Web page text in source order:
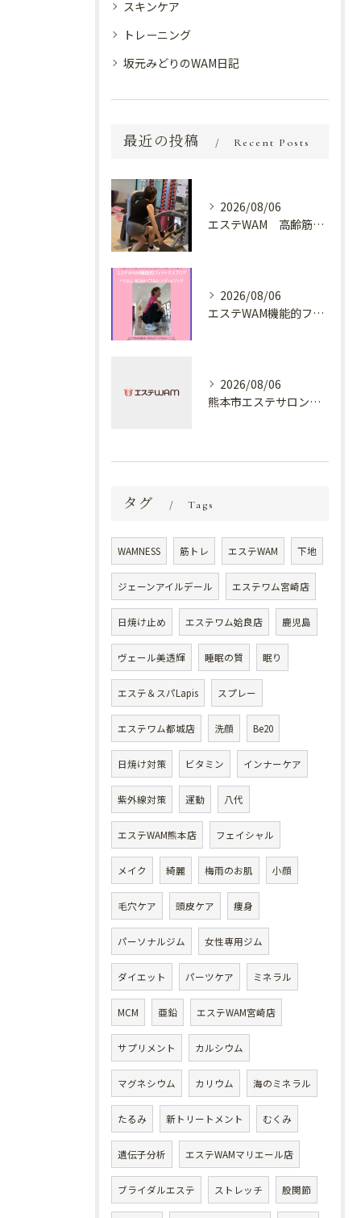
スキンケア
トレーニング
坂元みどりのWAM日記
最近の投稿 Recent Posts
2026/08/06
エステWAM 高齢筋トレ
2026/08/06
エステWAM機能的フィットネスブログ ^FULL ROM^フルレンジ・メソッド
2026/08/06
熊本市エステサロン プラスでケア✨
タグ Tags
WAMNESS 筋トレ エステWAM 下地
ジェーンアイルデール エステワム宮崎店
日焼け止め エステワム姶良店 鹿児島
ヴェール美透輝 睡眠の質 眠り
エステ＆スパLapis スプレー
エステワム都城店 洗顔 Be20
日焼け対策 ビタミン インナーケア
紫外線対策 運動 八代
エステWAM熊本店 フェイシャル
メイク 綺麗 梅雨のお肌 小顔
毛穴ケア 頭皮ケア 痩身
パーソナルジム 女性専用ジム
ダイエット パーツケア ミネラル
MCM 亜鉛 エステWAM宮崎店
サプリメント カルシウム
マグネシウム カリウム 海のミネラル
たるみ 新トリートメント むくみ
遺伝子分析 エステWAMマリエール店
ブライダルエステ ストレッチ 股関節